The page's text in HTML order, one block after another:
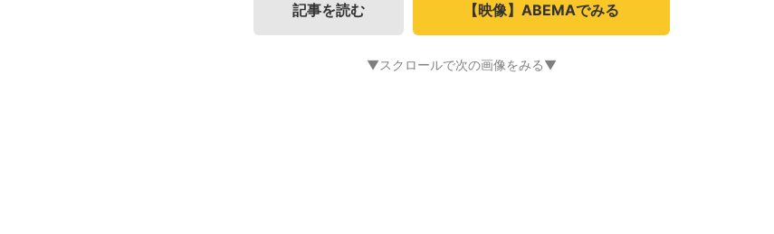
記事を読む 【映像】ABEMAでみる
▼スクロールで次の画像をみる▼